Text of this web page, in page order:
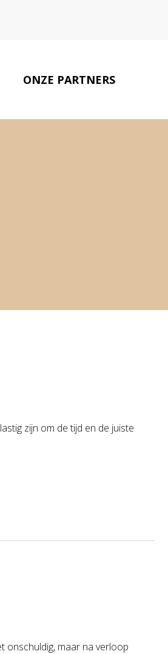
ONZE PARTNERS
zijn om de tijd en de juiste
onschuldig, maar na verloop